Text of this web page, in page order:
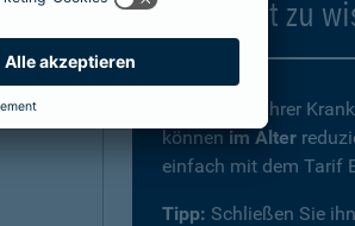
Gut zu
zu Ihrer
können im Alter
einfach mit dem Tarif
Tipp: Schließen Sie